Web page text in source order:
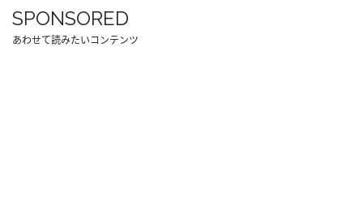
SPONSORED
あわせて読みたいコンテンツ